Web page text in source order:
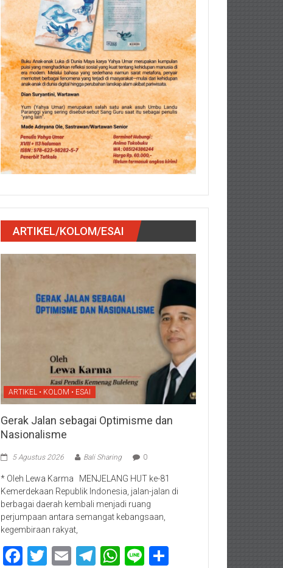
ARTIKEL/KOLOM/ESAI
ARTIKEL • KOLOM • ESAI
Gerak Jalan sebagai Optimisme dan
Nasionalisme
5 Agustus 2026 Bali Sharing 0
* Oleh Lewa Karma MENJELANG HUT ke-81
Kemerdekaan Republik Indonesia, jalan-jalan di
berbagai daerah kembali menjadi ruang
perjumpaan antara semangat kebangsaan,
kegembiraan rakyat,
Facebook
Twitter
EmailTelegram
WhatsApp
Line